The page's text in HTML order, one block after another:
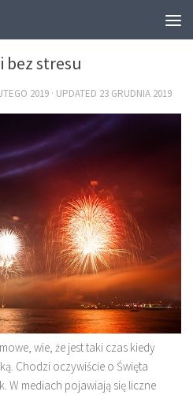
stresu
2019 · UPDATED 23 GRUDNIA 2019
wie, że jest taki czas kiedy
Chodzi oczywiście o Święta
W mediach pojawiają się liczne